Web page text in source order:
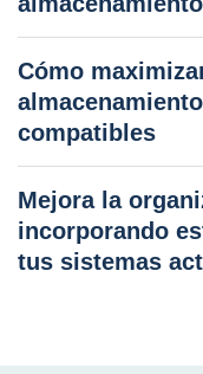
Cómo
compatibles
Mejora la
incorporando
tus sistemas